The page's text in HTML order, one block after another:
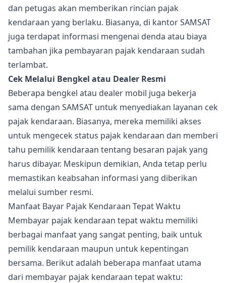
dan petugas akan memberikan rincian pajak
kendaraan yang berlaku. Biasanya, di kantor SAMSAT
juga terdapat informasi mengenai denda atau biaya
tambahan jika pembayaran pajak kendaraan sudah
terlambat.
Cek Melalui Bengkel atau Dealer Resmi
Beberapa bengkel atau dealer mobil juga bekerja
sama dengan SAMSAT untuk menyediakan layanan cek
pajak kendaraan. Biasanya, mereka memiliki akses
untuk mengecek status pajak kendaraan dan memberi
tahu pemilik kendaraan tentang besaran pajak yang
harus dibayar. Meskipun demikian, Anda tetap perlu
memastikan keabsahan informasi yang diberikan
melalui sumber resmi.
Manfaat Bayar Pajak Kendaraan Tepat Waktu
Membayar pajak kendaraan tepat waktu memiliki
berbagai manfaat yang sangat penting, baik untuk
pemilik kendaraan maupun untuk kepentingan
bersama. Berikut adalah beberapa manfaat utama
dari membayar pajak kendaraan tepat waktu: